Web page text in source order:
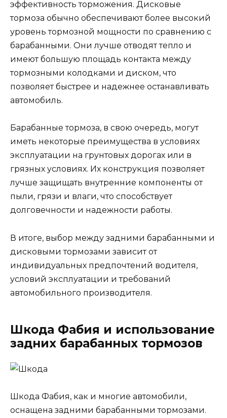
эффективность торможения. Дисковые
тормоза обычно обеспечивают более высокий
уровень тормозной мощности по сравнению с
барабанными. Они лучше отводят тепло и
имеют большую площадь контакта между
тормозными колодками и диском, что
позволяет быстрее и надежнее останавливать
автомобиль.
Барабанные тормоза, в свою очередь, могут
иметь некоторые преимущества в условиях
эксплуатации на грунтовых дорогах или в
грязных условиях. Их конструкция позволяет
лучше защищать внутренние компоненты от
пыли, грязи и влаги, что способствует
долговечности и надежности работы.
В итоге, выбор между задними барабанными и
дисковыми тормозами зависит от
индивидуальных предпочтений водителя,
условий эксплуатации и требований
автомобильного производителя.
Шкода Фабия и использование
задних барабанных тормозов
Шкода Фабия, как и многие автомобили,
оснащена задними барабанными тормозами.